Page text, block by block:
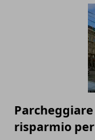
risparmio